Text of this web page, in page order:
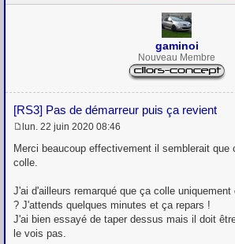
gaminoi
Nouveau Membre
[RS3] Pas de démarreur puis ça revient
e
s
s
g
e
lun. 22 juin 2020 08:46
Merci beaucoup effectivement il semblerait que
colle.
J'ai d'ailleurs remarqué que ça colle
? J'attends quelques minutes et ça repars !
J'ai bien essayé de taper dessus mais il doit
le vois pas.